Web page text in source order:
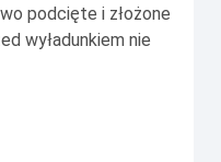
podcięte i złożone
wyładunkiem nie